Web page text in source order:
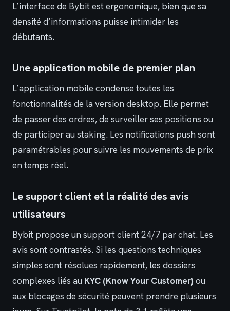
L’interface de Bybit est ergonomique, bien que sa
densité d’informations puisse intimider les
débutants.
Une application mobile de premier plan
L’application mobile condense toutes les
fonctionnalités de la version desktop. Elle permet
de passer des ordres, de surveiller ses positions ou
de participer au staking. Les notifications push sont
paramétrables pour suivre les mouvements de prix
en temps réel.
Le support client et la réalité des avis
utilisateurs
Bybit propose un support client 24/7 par chat. Les
avis sont contrastés. Si les questions techniques
simples sont résolues rapidement, les dossiers
complexes liés au KYC (Know Your Customer) ou
aux blocages de sécurité peuvent prendre plusieurs